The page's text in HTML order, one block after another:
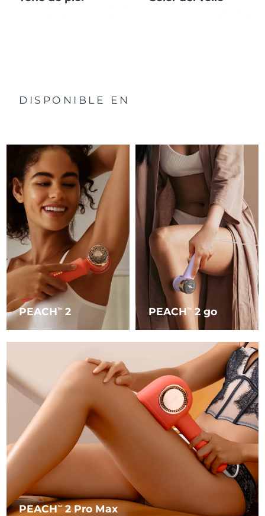
DISPONIBLE EN
PEACHTM 2 PEACHTM 2 go
PEACHTM2 Pro Max
Reunión Entrega prevista 3/2/2026
Rumanía Entrega prevista 29/1/2026
Rusia Entrega prevista6/2/2026
Arabia Saudí Entrega prevista 30/1/2026
Singapur Entrega prevista31/1/2026
Eslovaquia Entrega prevista 29/1/2026
Eslovenia Entrega prevista29/1/2026
Entrega prevista6/2/2026
Corea del Sur Entrega prevista31/1/2026
España Entrega prevista29/1/2026
Suecia Entrega prevista29/1/2026
Suiza Entrega prevista29/1/2026
Taiwán Entrega prevista 3/2/2026